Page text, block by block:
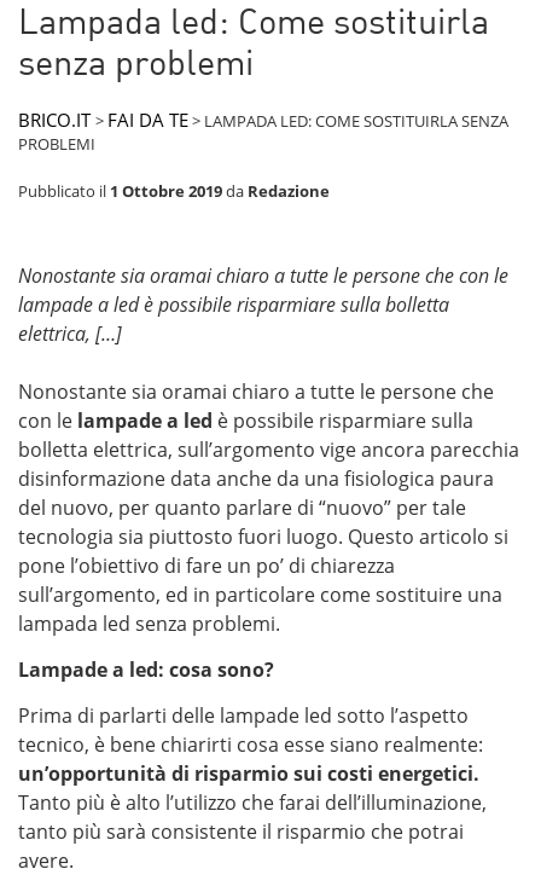
Lampada led: Come sostituirla
senza problemi
BRICO.IT > FAI DA TE> LAMPADA LED: COME SOSTITUIRLA SENZA
PROBLEMI
Pubblicato il 1 Ottobre 2019da Redazione
Nonostante sia oramai chiaro a tutte le persone che con le
lampade a led è possibile risparmiare sulla bolletta
elettrica, […]
Nonostante sia oramai chiaro a tutte le persone che
con le lampade a led è possibile risparmiare sulla
bolletta elettrica, sull’argomento vige ancora parecchia
disinformazione data anche da una fisiologica paura
del nuovo, per quanto parlare di “nuovo” per tale
tecnologia sia piuttosto fuori luogo. Questo articolo si
pone l’obiettivo di fare un po’ di chiarezza
sull’argomento, ed in particolare come sostituire una
lampada led senza problemi.
Lampade a led: cosa sono?
Prima di parlarti delle lampade led sotto l’aspetto
tecnico, è bene chiarirti cosa esse siano realmente:
un’opportunità di risparmio sui costi energetici.
Tanto più è alto l’utilizzo che farai dell’illuminazione,
tanto più sarà consistente il risparmio che potrai
avere.